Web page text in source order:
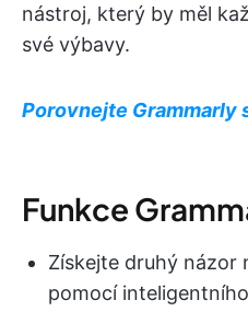
nástroj, který by měl
své výbavy.
Porovnejte Grammarly
Funkce
Získejte druhý názor
pomocí